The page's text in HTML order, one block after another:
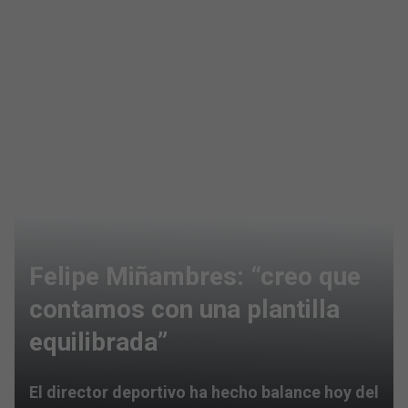
Felipe Miñambres: “creo que
contamos con una plantilla
equilibrada”
El director deportivo ha hecho balance hoy del